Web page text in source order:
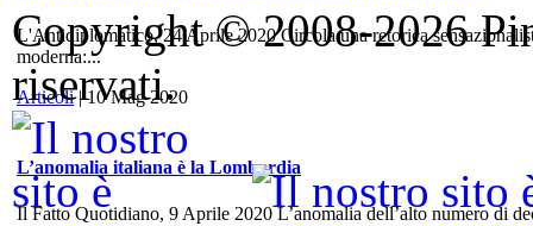
L'Antidiplomatico, 24 Aprile 2020 Circola una retorica
moderna:...
Articoli| 10 Mag 2020
L’anomalia italiana è la Lombardia
Il Fatto Quotidiano, 9 Aprile 2020 L’anomalia dell’alto numero di
Copyright © 2008-2026
riservati.